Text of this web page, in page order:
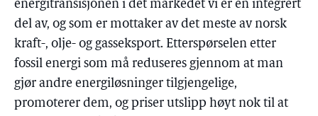
energitransisjonen i det markedet vi er en integrert
del av, og som er mottaker av det meste av norsk
kraft-, olje- og gasseksport. Etterspørselen etter
fossil energi som må reduseres gjennom at man
gjør andre energiløsninger tilgjengelige,
promoterer dem, og priser utslipp høyt nok til at